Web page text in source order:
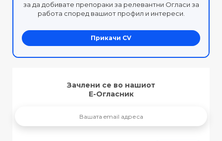
за да добивате препораки за релевантни Огласи за
работа според вашиот профил и интереси.
Прикачи CV
Зачлени се во нашиот
Е-Огласник